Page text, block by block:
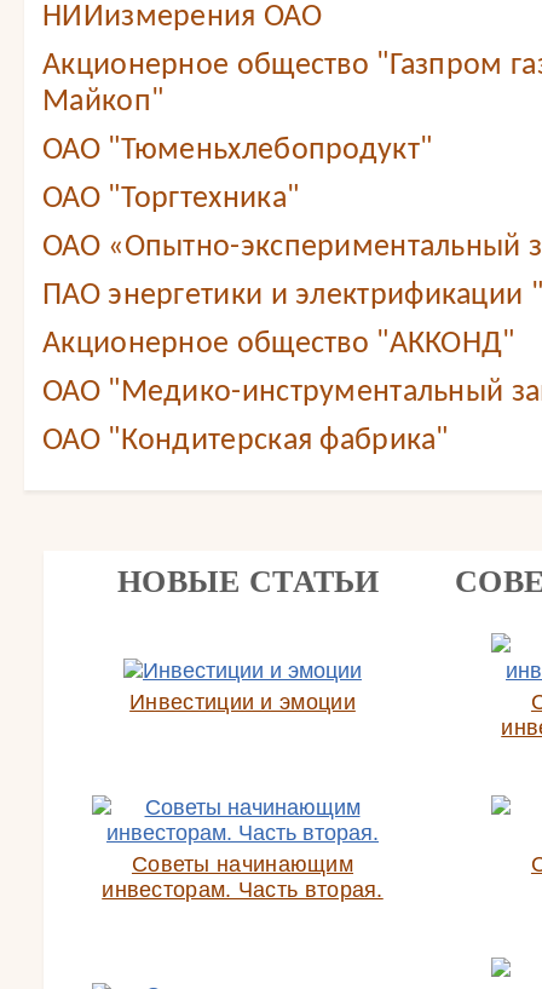
НИИизмерения ОАО
Акционерное общество "Газпром
Майкоп"
ОАО "Тюменьхлебопродукт"
ОАО "Торгтехника"
ОАО «Опытно-экспериментальный
ПАО энергетики и электрификации
Акционерное общество "АККОНД"
ОАО "Медико-инструментальный
ОАО "Кондитерская фабрика"
НОВЫЕ СТАТЬИ
Инвестиции и эмоции
Советы начинающим
инвесторам. Часть вторая.